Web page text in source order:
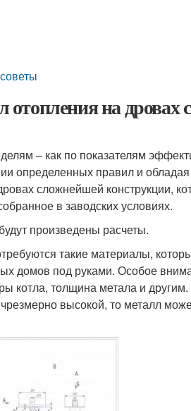
отопления на дровах
– как по показателям
определенных правил и
сложнейшей конструкции,
в заводских условиях.
произведены расчеты.
такие материалы,
домов под руками. Особое
котла, толщина метала и
высокой, то металл